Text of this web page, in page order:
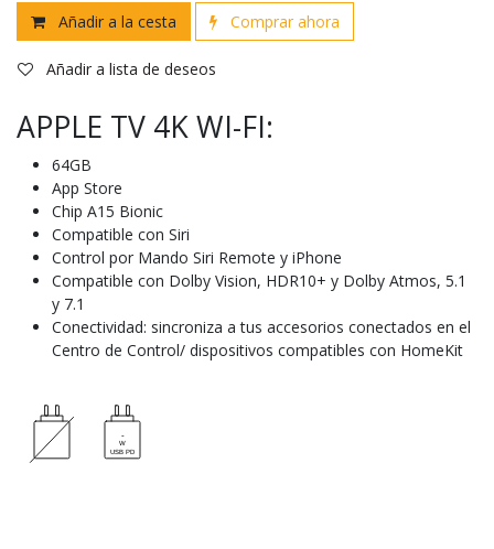
Añadir a la cesta Comprar ahora
Añadir a lista de deseos
APPLE TV 4K WI-FI:
64GB
App Store
Chip A15 Bionic
Compatible con Siri
Control por Mando Siri Remote y iPhone
Compatible con Dolby Vision, HDR10+ y Dolby Atmos, 5.1
y 7.1
Conectividad: sincroniza a tus accesorios conectados en el
Centro de Control/ dispositivos compatibles con HomeKit